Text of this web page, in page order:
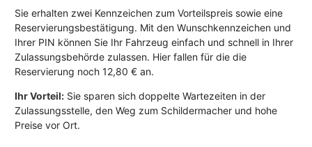
Sie erhalten zwei Kennzeichen zum Vorteilspreis sowie eine
Reservierungsbestätigung. Mit den Wunschkennzeichen und
Ihrer PIN können Sie Ihr Fahrzeug einfach und schnell in Ihrer
Zulassungsbehörde zulassen. Hier fallen für die die
Reservierung noch 12,80 € an.
Ihr Vorteil: Sie sparen sich doppelte Wartezeiten in der
Zulassungsstelle, den Weg zum Schildermacher und hohe
Preise vor Ort.